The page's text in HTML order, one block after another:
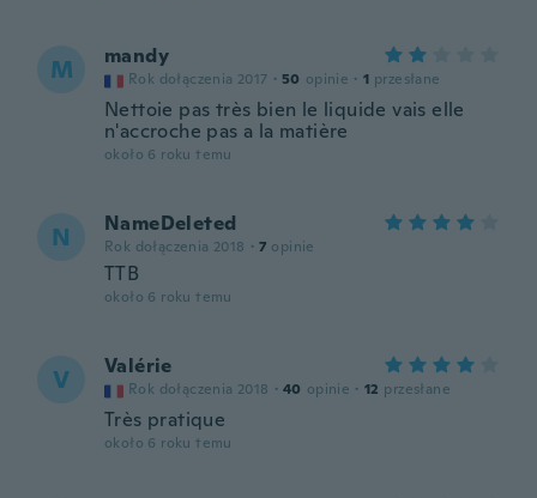
M mandy
Rok dołączenia 2017 · 50 opinie · 1 przesłane
Nettoie pas très bien le liquide vais elle
n'accroche pas a la matière
około 6 roku temu
N NameDeleted
Rok dołączenia 2018 · 7 opinie
TTB
około 6 roku temu
V Valérie
Rok dołączenia 2018 · 40 opinie · 12 przesłane
Très pratique
około 6 roku temu